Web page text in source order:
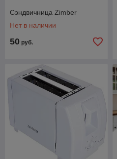
Сэндвичница Zimber
Нет в наличии
50 руб.